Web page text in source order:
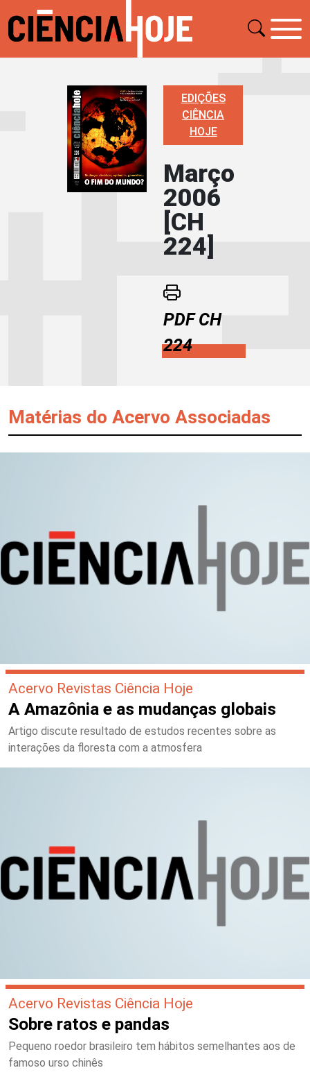
EDIÇÕES
CIÊNCIA
HOJE
Março
2006
[CH
224]
PDF CH
224
Matérias do Acervo Associadas
Acervo Revistas Ciência Hoje
A Amazônia e as mudanças globais
Artigo discute resultado de estudos recentes sobre as
interações da floresta com a atmosfera
Acervo Revistas Ciência Hoje
Sobre ratos e pandas
Pequeno roedor brasileiro tem hábitos semelhantes aos de
famoso urso chinês